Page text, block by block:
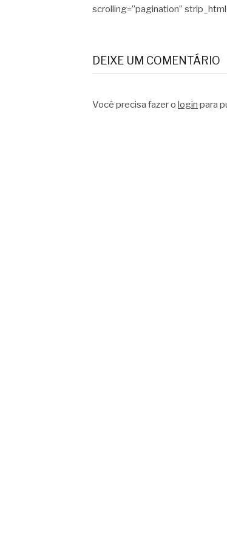
scrolling=”pagination”
DEIXE UM COMENTÁRIO
Você precisa fazer o login para